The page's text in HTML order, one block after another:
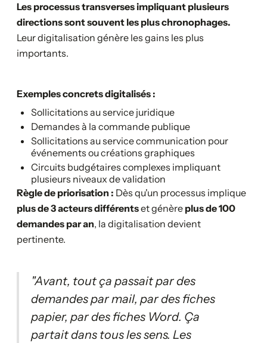
Les processus transverses impliquant plusieurs
directions sont souvent les plus chronophages.
Leur digitalisation génère les gains les plus
importants.
Exemples concrets digitalisés :
Sollicitations au service juridique
Demandes à la commande publique
Sollicitations au service communication pour
événements ou créations graphiques
Circuits budgétaires complexes impliquant
plusieurs niveaux de validation
Règle de priorisation : Dès qu'un processus implique
plus de 3 acteurs différentset génère plus de 100
demandes par an, la digitalisation devient
pertinente.
"Avant, tout ça passait par des
demandes par mail, par des fiches
papier, par des fiches Word. Ça
partait dans tous les sens. Les